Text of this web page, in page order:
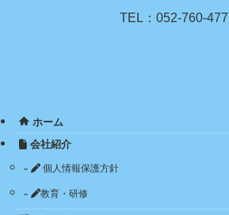
TEL：052-760-
ホーム
会社紹介
個人情報保護方針
教育・研修